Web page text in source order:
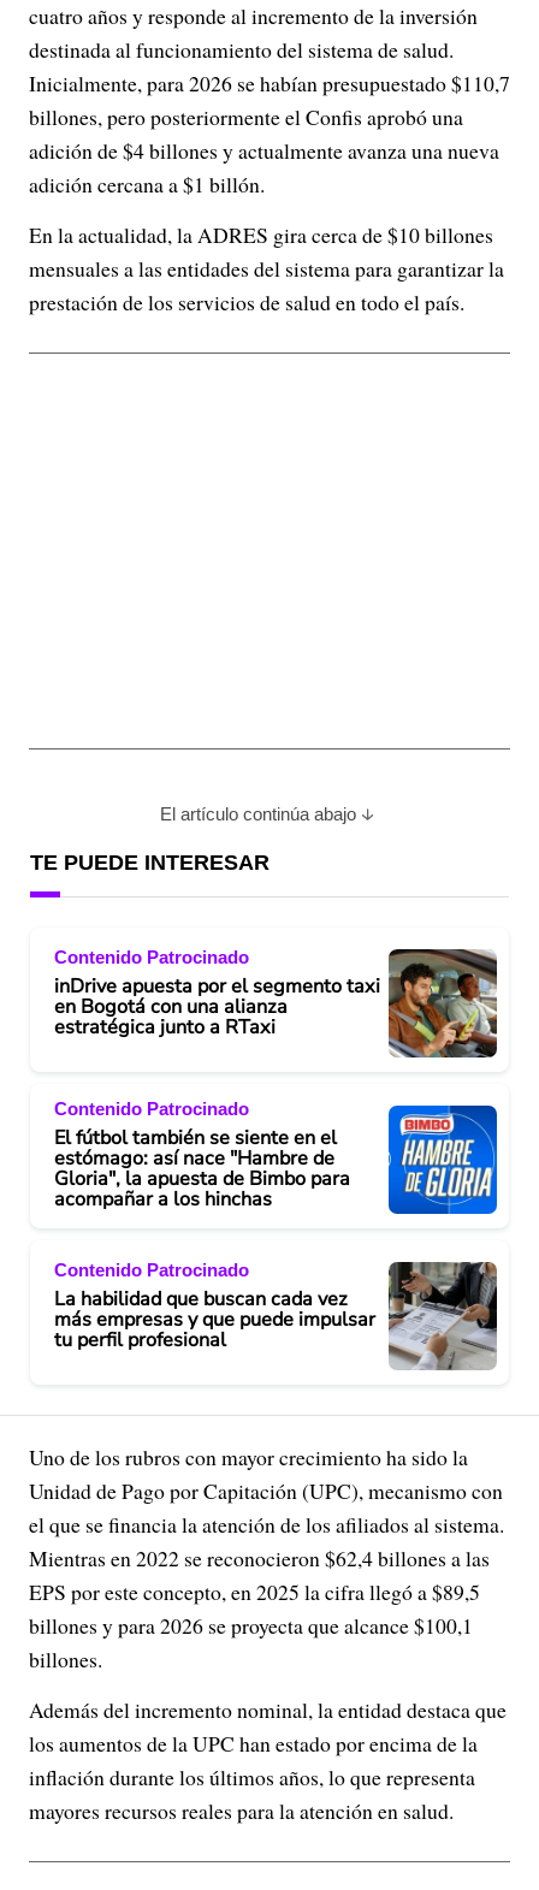
cuatro años y responde al incremento de la inversión
destinada al funcionamiento del sistema de salud.
Inicialmente, para 2026 se habían presupuestado $110,7
billones, pero posteriormente el Confis aprobó una
adición de $4 billones y actualmente avanza una nueva
adición cercana a $1 billón.
En la actualidad, la ADRES gira cerca de $10 billones
mensuales a las entidades del sistema para garantizar la
prestación de los servicios de salud en todo el país.
El artículo continúa abajo
TE PUEDE INTERESAR
Contenido Patrocinado
inDrive apuesta por el segmento taxi
en Bogotá con una alianza
estratégica junto a RTaxi
Contenido Patrocinado
El fútbol también se siente en el
estómago: así nace "Hambre de
Gloria", la apuesta de Bimbo para
acompañar a los hinchas
Contenido Patrocinado
La habilidad que buscan cada vez
más empresas y que puede impulsar
tu perfil profesional
Uno de los rubros con mayor crecimiento ha sido la
Unidad de Pago por Capitación (UPC), mecanismo con
el que se financia la atención de los afiliados al sistema.
Mientras en 2022 se reconocieron $62,4 billones a las
EPS por este concepto, en 2025 la cifra llegó a $89,5
billones y para 2026 se proyecta que alcance $100,1
billones.
Además del incremento nominal, la entidad destaca que
los aumentos de la UPC han estado por encima de la
inflación durante los últimos años, lo que representa
mayores recursos reales para la atención en salud.